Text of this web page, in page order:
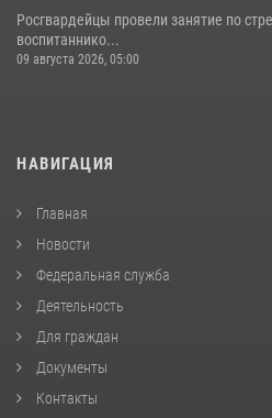
Росгвардейцы провели занятие по
воспитаннико...
09 августа 2026, 05:00
НАВИГАЦИЯ
Главная
Новости
Федеральная служба
Деятельность
Для граждан
Документы
Контакты